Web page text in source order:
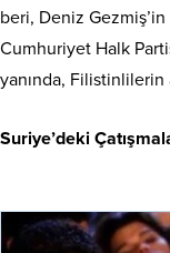
beri, Deniz Gezmiş’in
Cumhuriyet Halk
yanında, Filistinlilerin
Suriye’deki